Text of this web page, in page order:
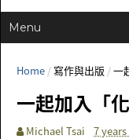
Home /寫作與出版 /一
一起加入「
Michael Tsai 7